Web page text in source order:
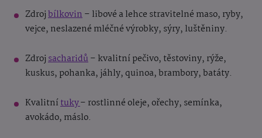
Zdrojbílkovin– libové a lehce stravitelné maso, ryby,
vejce, neslazené mléčné výrobky, sýry, luštěniny.
Zdrojsacharidů– kvalitní pečivo, těstoviny, rýže,
kuskus, pohanka, jáhly, quinoa, brambory, batáty.
Kvalitnítuky– rostlinné oleje, ořechy, semínka,
avokádo, máslo.